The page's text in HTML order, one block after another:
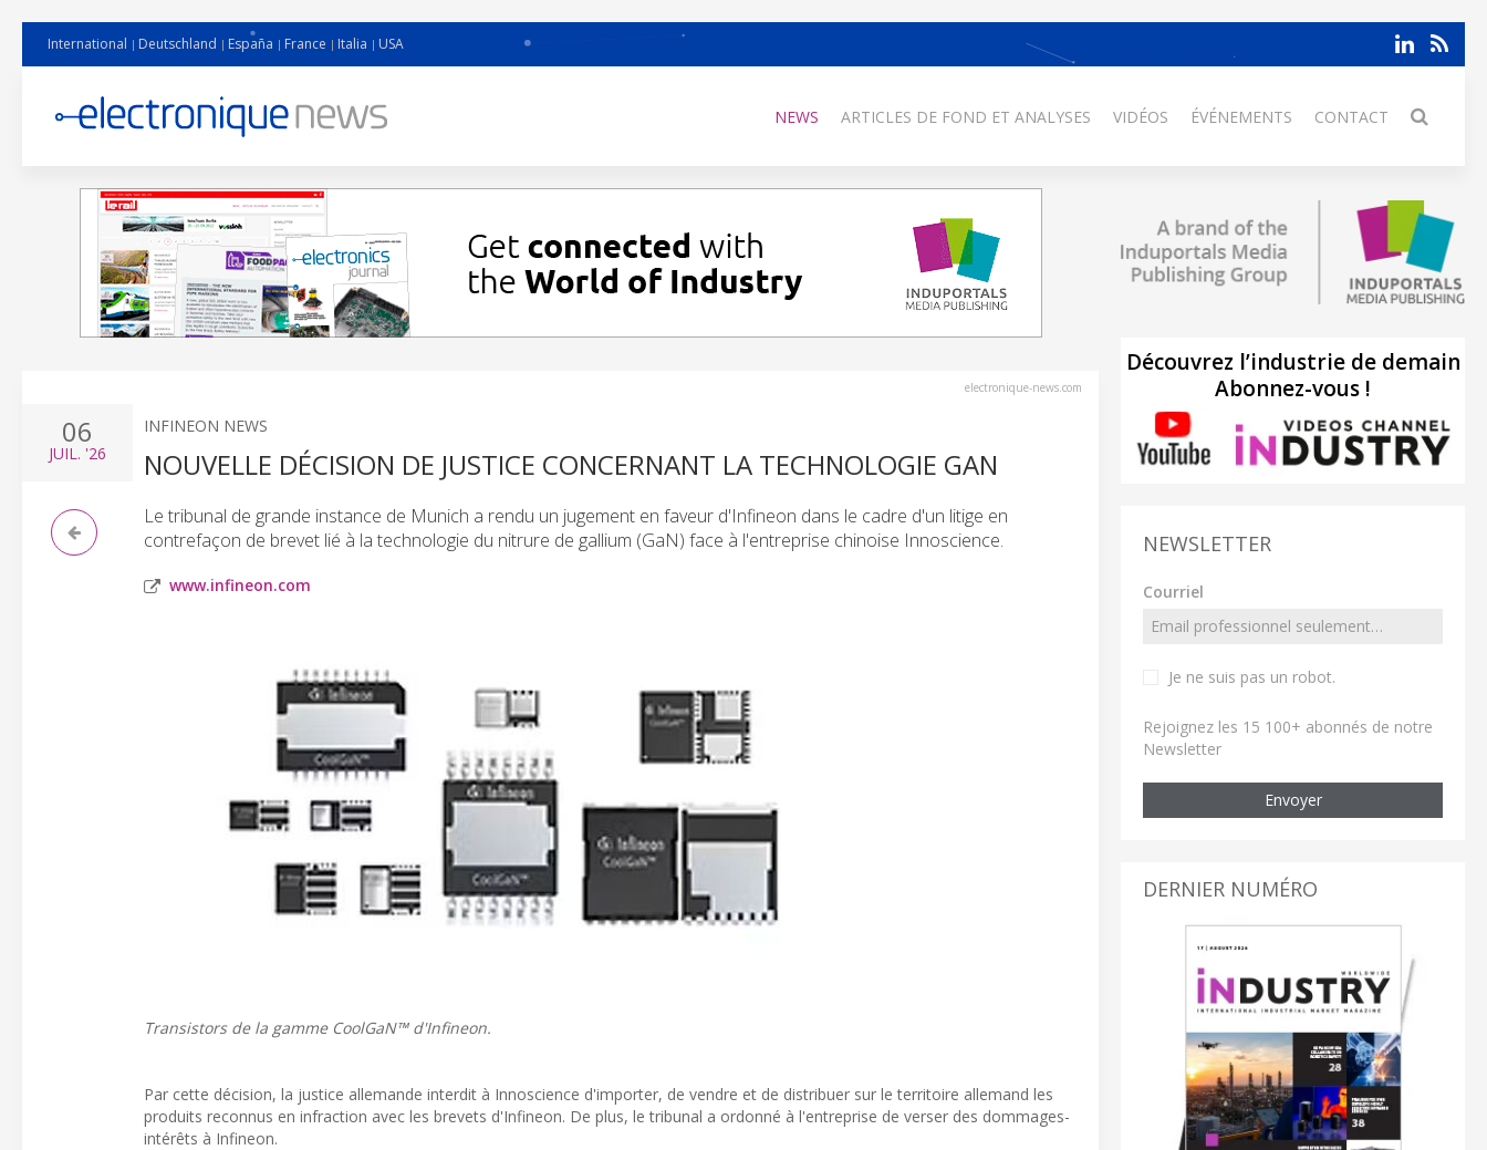
International Deutschland España France Italia USA
NEWS ARTICLES DE FOND ET ANALYSES VIDÉOS ÉVÉNEMENTS CONTACT
electronique-news.com
06
JUIL. '26
INFINEON NEWS
NOUVELLE DÉCISION DE JUSTICE CONCERNANT LA TECHNOLOGIE GAN
Le tribunal de grande instance de Munich a rendu un jugement en faveur d'Infineon dans le cadre d'un litige en
contrefaçon de brevet lié à la technologie du nitrure de gallium (GaN) face à l'entreprise chinoise Innoscience.
www.infineon.com
Transistors de la gamme CoolGaN™ d'Infineon.
Par cette décision, la justice allemande interdit à Innoscience d'importer, de vendre et de distribuer sur le territoire allemand les
produits reconnus en infraction avec les brevets d'Infineon. De plus, le tribunal a ordonné à l'entreprise de verser des dommages-
intérêts à Infineon.
Découvrez l’industrie de demain
Abonnez-vous !
NEWSLETTER
Courriel
Je ne suis pas un robot.
Rejoignez les 15 100+ abonnés de notre
Newsletter
Envoyer
DERNIER NUMÉRO